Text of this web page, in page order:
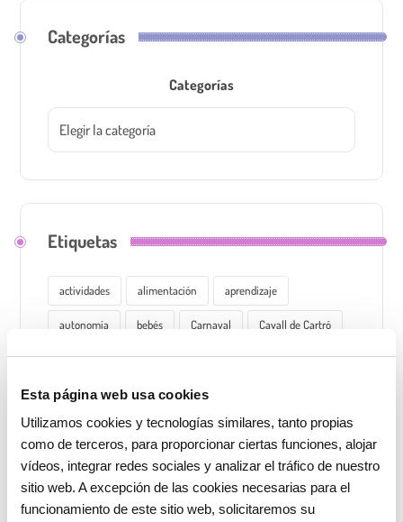
Esta página web usa cookies
Utilizamos cookies y tecnologías similares, tanto propias
como de terceros, para proporcionar ciertas funciones, alojar
vídeos, integrar redes sociales y analizar el tráfico de nuestro
sitio web. A excepción de las cookies necesarias para el
funcionamiento de este sitio web, solicitaremos su
Categorías
Categorías
Etiquetas
actividades alimentación aprendizaje
autonomía bebés Carnaval Cavall de Cartró
creatividad cuentos cuentos infantiles
Cànoves descubrimientos
escuela infantil escuela infantil
escuela infantil municipal escuelas
escuelas de primaria escuelas infantiles